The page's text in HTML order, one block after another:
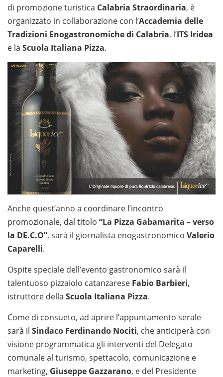
di promozione turistica Calabria Straordinaria, è
organizzato in collaborazione con l’Accademia delle
Tradizioni Enogastronomiche di Calabria, l’ITS Iridea
e la Scuola Italiana Pizza.
Anche quest’anno a coordinare l’incontro
promozionale, dal titolo “La Pizza Gabamarita – verso
la DE.C.O”, sarà il giornalista enogastronomico Valerio
Caparelli.
Ospite speciale dell’evento gastronomico sarà il
talentuoso pizzaiolo catanzarese Fabio Barbieri,
istruttore della Scuola Italiana Pizza.
Come di consueto, ad aprire l’appuntamento serale
sarà il Sindaco Ferdinando Nociti, che anticiperà con
visione programmatica gli interventi del Delegato
comunale al turismo, spettacolo, comunicazione e
marketing, Giuseppe Gazzarano, e del Presidente